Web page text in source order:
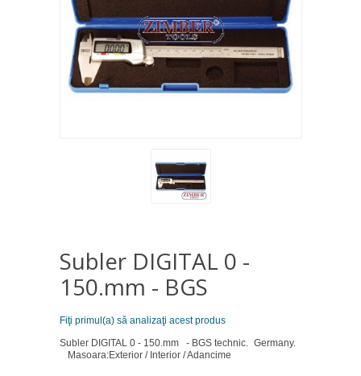
Subler DIGITAL 0 -
150.mm - BGS
Fiţi primul(a) să analizaţi acest produs
Subler DIGITAL 0 - 150.mm - BGS technic. Germany.
Masoara:Exterior / Interior / Adancime